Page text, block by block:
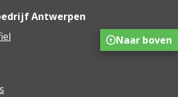
Antwerpen
Naar boven